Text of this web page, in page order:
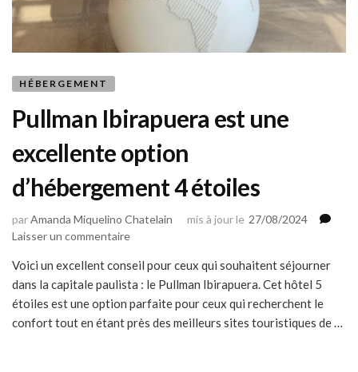
HÉBERGEMENT
Pullman Ibirapuera est une
excellente option
d’hébergement 4 étoiles
parAmanda Miquelino Chatelain mis à jour le 27/08/2024
Laisser un commentairesur
Ibirapuera
est
une
excellente
Voici un excellent conseil pour ceux qui souhaitent séjourner
dans la capitale paulista : le Pullman Ibirapuera. Cet hôtel 5
étoiles est une option parfaite pour ceux qui recherchent le
confort tout en étant près des meilleurs sites touristiques de …